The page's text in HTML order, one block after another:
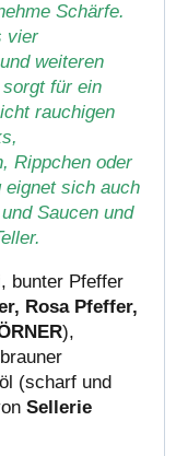
Schärfe.
vier
weiteren
für ein
rauchigen
Rippchen oder
eignet sich auch
Saucen und
bunter Pfeffer
Rosa Pfeffer,
),
(scharf und
Sellerie